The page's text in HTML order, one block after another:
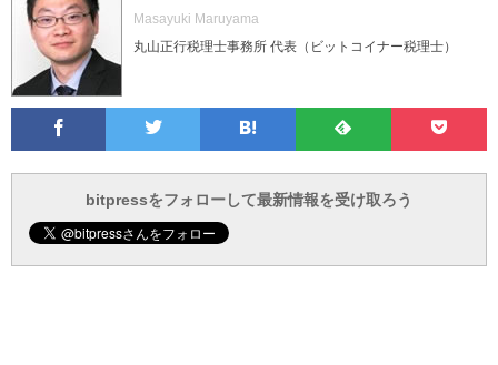
Masayuki Maruyama
丸山正行税理士事務所 代表（ビットコイナー税理士）
Twitter
て
ブ
で
ォ
ロ
ー
で
と
で
bitpressをフォローして最新情報を受け取ろう